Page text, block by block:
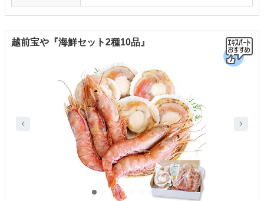
越前宝や『海鮮セット2種10品』